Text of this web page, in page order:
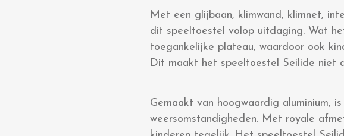
Met een glijbaan, klimwand, klimnet,
dit speeltoestel volop uitdaging. Wat
toegankelijke plateau, waardoor ook
Dit maakt het speeltoestel Seilide niet
Gemaakt van hoogwaardig aluminium,
weersomstandigheden. Met royale